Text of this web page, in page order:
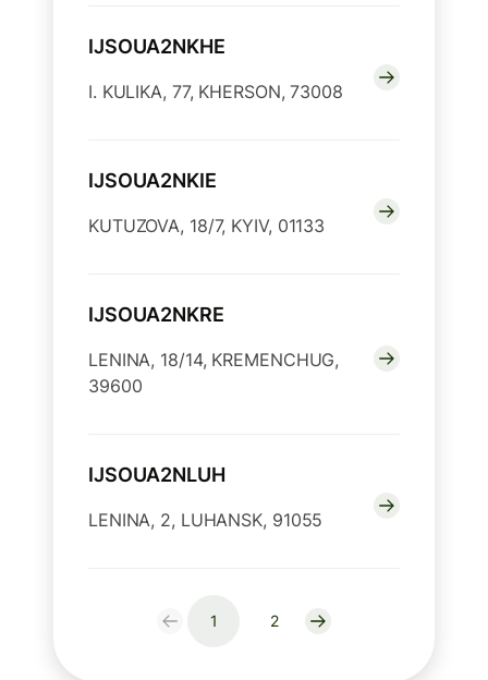
IJSOUA2NKHE
I. KULIKA, 77, KHERSON, 73008
IJSOUA2NKIE
KUTUZOVA, 18/7, KYIV, 01133
IJSOUA2NKRE
LENINA, 18/14, KREMENCHUG,
39600
IJSOUA2NLUH
LENINA, 2, LUHANSK, 91055
1 2